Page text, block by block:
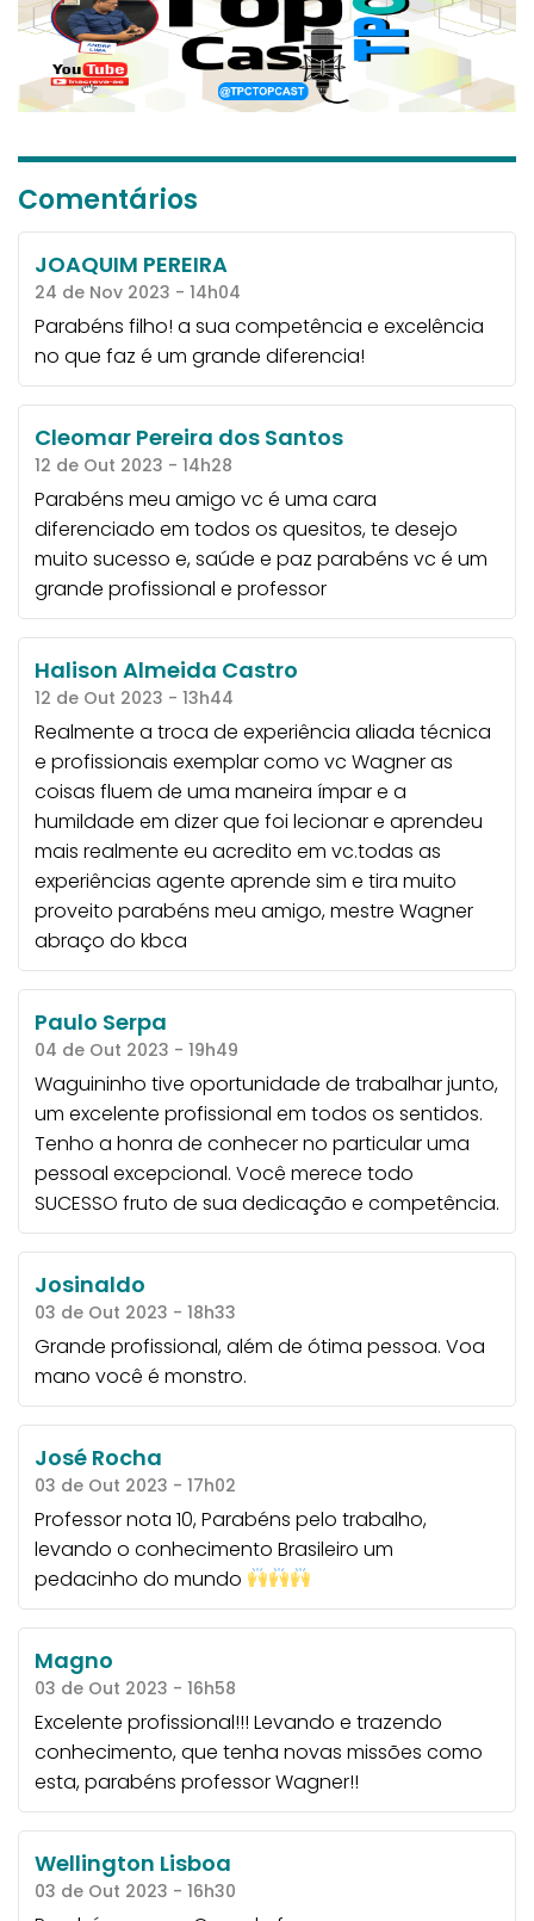
Comentários
JOAQUIM PEREIRA
24 de Nov 2023 - 14h04
Parabéns filho! a sua competência e excelência
no que faz é um grande diferencia!
Cleomar Pereira dos Santos
12 de Out 2023 - 14h28
Parabéns meu amigo vc é uma cara
diferenciado em todos os quesitos, te desejo
muito sucesso e, saúde e paz parabéns vc é um
grande profissional e professor
Halison Almeida Castro
12 de Out 2023 - 13h44
Realmente a troca de experiência aliada técnica
e profissionais exemplar como vc Wagner as
coisas fluem de uma maneira ímpar e a
humildade em dizer que foi lecionar e aprendeu
mais realmente eu acredito em vc.todas as
experiências agente aprende sim e tira muito
proveito parabéns meu amigo, mestre Wagner
abraço do kbca
Paulo Serpa
04 de Out 2023 - 19h49
Waguininho tive oportunidade de trabalhar junto,
um excelente profissional em todos os sentidos.
Tenho a honra de conhecer no particular uma
pessoal excepcional. Você merece todo
SUCESSO fruto de sua dedicação e competência.
Josinaldo
03 de Out 2023 - 18h33
Grande profissional, além de ótima pessoa. Voa
mano você é monstro.
José Rocha
03 de Out 2023 - 17h02
Professor nota 10, Parabéns pelo trabalho,
levando o conhecimento Brasileiro um
pedacinho do mundo
Magno
03 de Out 2023 - 16h58
Excelente profissional!!! Levando e trazendo
conhecimento, que tenha novas missões como
esta, parabéns professor Wagner!!
Wellington Lisboa
03 de Out 2023 - 16h30